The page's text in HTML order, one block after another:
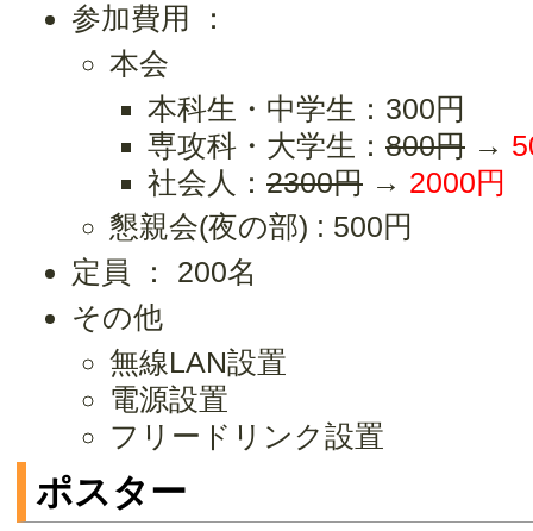
参加費用 ：
本会
本科生・中学生：300円
専攻科・大学生： 800円 →
社会人： 2300円 → 2000円
懇親会(夜の部) : 500円
定員 ： 200名
その他
無線LAN設置
電源設置
フリードリンク設置
ポスター